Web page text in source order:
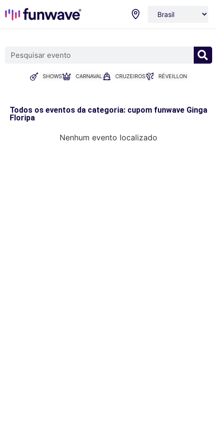
SHOWS CARNAVAL CRUZEIROS RÉVEILLON
Todos os eventos da categoria: cupom funwave Ginga
Floripa
Nenhum evento localizado